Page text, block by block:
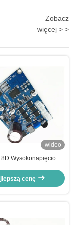
Zobacz
więcej > >
wideo
Wysokonapięciowy
wentylatora
osiowego
cenę